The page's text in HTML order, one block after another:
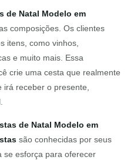
de Natal Modelo em
composições. Os clientes
itens, como vinhos,
e muito mais. Essa
crie uma cesta que realmente
receber o presente,
de Natal Modelo em
são conhecidas por seus
se esforça para oferecer